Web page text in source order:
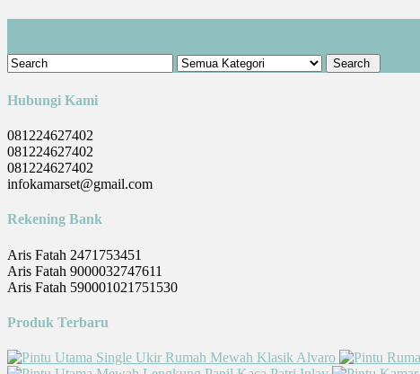
Hubungi Kami
081224627402
081224627402
081224627402
infokamarset@gmail.com
Rekening Bank
Aris Fatah 2471753451
Aris Fatah 9000032747611
Aris Fatah 590001021751530
Produk Terbaru